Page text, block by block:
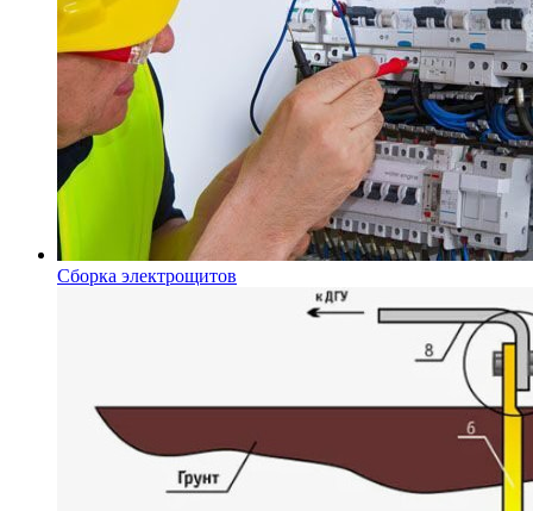
Сборка электрощитов